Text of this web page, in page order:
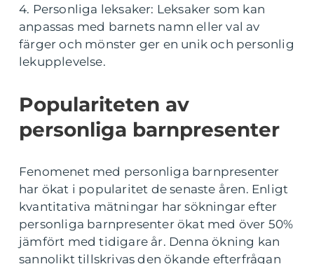
4. Personliga leksaker: Leksaker som kan
anpassas med barnets namn eller val av
färger och mönster ger en unik och personlig
lekupplevelse.
Populariteten av
personliga barnpresenter
Fenomenet med personliga barnpresenter
har ökat i popularitet de senaste åren. Enligt
kvantitativa mätningar har sökningar efter
personliga barnpresenter ökat med över 50%
jämfört med tidigare år. Denna ökning kan
sannolikt tillskrivas den ökande efterfrågan